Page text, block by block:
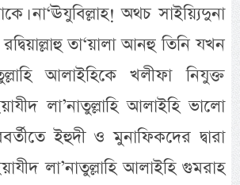
না‘ঊযুবিল্লাহ! অথচ সাইয়্যিদুনা
তা‘য়ালা আনহু তিনি যখন
আলাইহিকে খলীফা নিযুক্ত
লা’নাতুল্লাহি আলাইহি ভালো
ইহুদী ও মুনাফিকদের দ্বারা
লা’নাতুল্লাহি আলাইহি গুমরাহ